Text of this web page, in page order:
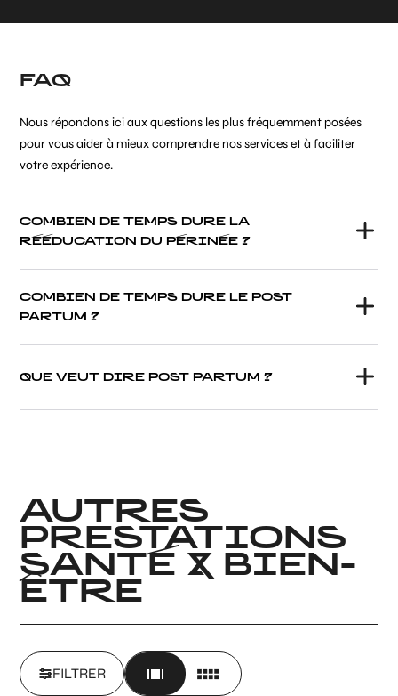
FAQ
Nous répondons ici aux questions les plus fréquemment posées
pour vous aider à mieux comprendre nos services et à faciliter
votre expérience.
COMBIEN DE TEMPS DURE LA
RÉÉDUCATION DU PÉRINÉE ?
COMBIEN DE TEMPS DURE LE POST
PARTUM ?
QUE VEUT DIRE POST PARTUM ?
AUTRES
PRESTATIONS
SANTÉ & BIEN-
ÊTRE
FILTRER